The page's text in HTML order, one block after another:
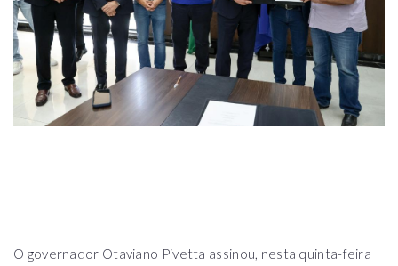
O governador Otaviano Pivetta assinou, nesta quinta-feira